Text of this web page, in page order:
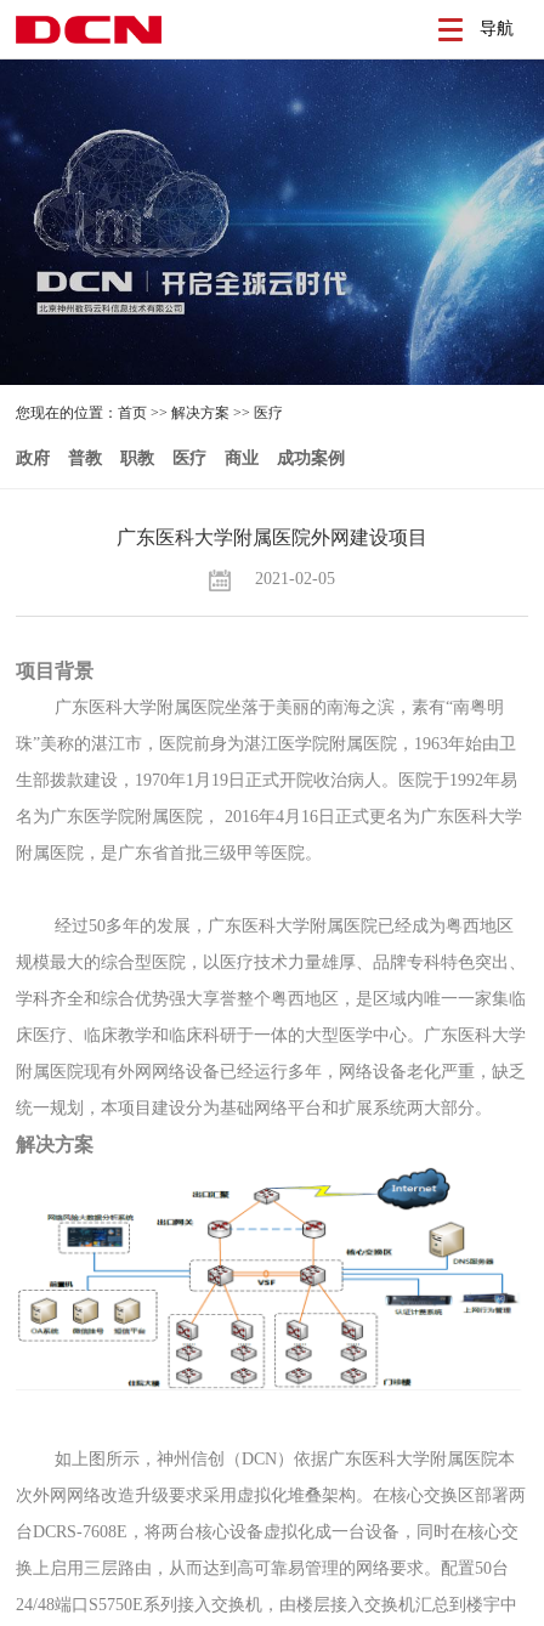
导航
您现在的位置：首页 >>解决方案 >>医疗
政府 普教 职教 医疗 商业 成功案例
广东医科大学附属医院外网建设项目
2021-02-05
项目背景
广东医科大学附属医院坐落于美丽的南海之滨，素有“南粤明
珠”美称的湛江市，医院前身为湛江医学院附属医院， 1963年始由卫
生部拨款建设， 1970年1 月 19 日正式开院收治病人。医院于1992年易
名为广东医学院附属医院，
2016年4 月 16 日正式更名为广东医科大学
附属医院，是广东省首批三级甲等医院。
经过50多年的发展，广东医科大学附属医院已经成为粤西地区
规模最大的综合型医院，以医疗技术力量雄厚、品牌专科特色突出、
学科齐全和综合优势强大享誉整个粤西地区，是区域内唯一一家集临
床医疗、临床教学和临床科研于一体的大型医学中心。广东医科大学
附属医院现有外网网络设备已经运行多年，网络设备老化严重，缺乏
统一规划，本项目建设分为基础网络平台和扩展系统两大部分。
解决方案
如上图所示，神州信创（DCN）依据广东医科大学附属医院本
次外网网络改造升级要求采用虚拟化堆叠架构。在核心交换区部署两
台DCRS-7608E ，将两台核心设备虚拟化成一台设备，同时在核心交
换上启用三层路由，从而达到高可靠易管理的网络要求。配置50台
24/48端口 S5750E系列接入交换机，由楼层接入交换机汇总到楼宇中